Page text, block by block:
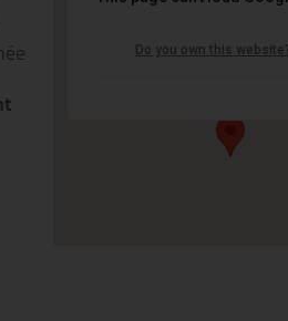
Institut Finlandais
60 rue des Écoles -
Do you own this